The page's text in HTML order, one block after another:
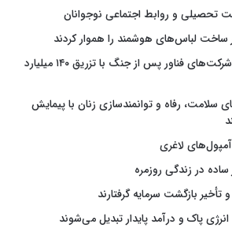
تحصیلی و روابط اجتماعی نوجوانان
ساخت لباس‌های هوشمند را هموار کردند
مهار موج تعدیل نیروی شرکت‌های فناور پس از جنگ با تزریق ۱۴۰ میلیارد
رفاه و توانمندسازی زنان با پیمایش
لاغری
ساده در زندگی روزمره
تأخیر بازگشت سرمایه گرفتارند
پاک و درآمد پایدار تبدیل می‌شوند